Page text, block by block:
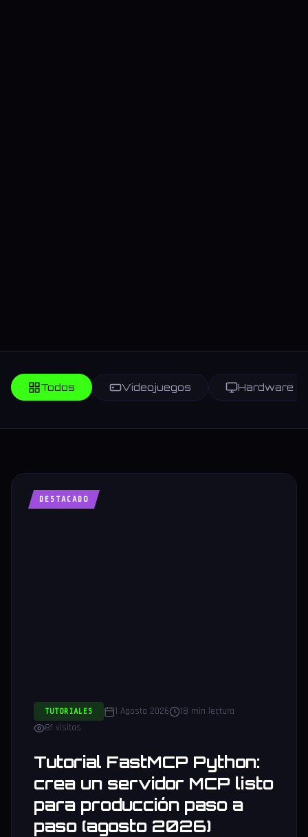
Todos Videojuegos Hardware
DESTACADO
TUTORIALES 1 Agosto 2026
18 min lectura
81 visitas
Tutorial FastMCP Python:
crea un servidor MCP listo
para producción paso a
paso (agosto 2026)